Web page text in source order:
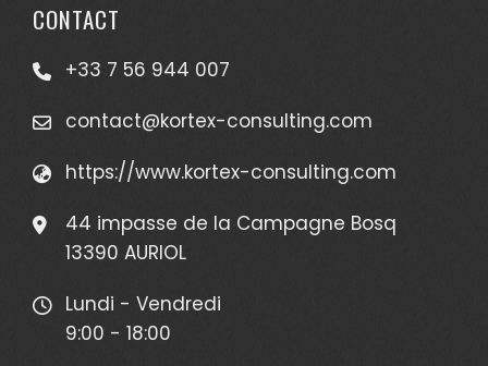
CONTACT
+33 7 56 944 007
contact@kortex-consulting.com
https://www.kortex-consulting.com
44 impasse de la Campagne Bosq
13390 AURIOL
Lundi - Vendredi
9:00 - 18:00